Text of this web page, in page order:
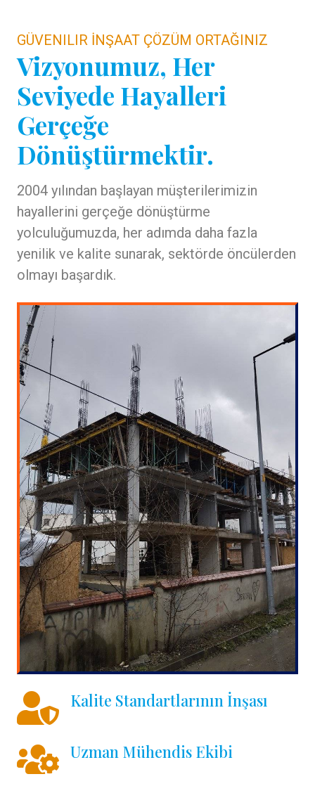
GÜVENILIR İNŞAAT ÇÖZÜM ORTAĞINIZ
Vizyonumuz, Her
Seviyede Hayalleri
Gerçeğe
Dönüştürmektir.
2004 yılından başlayan müşterilerimizin
hayallerini gerçeğe dönüştürme
yolculuğumuzda, her adımda daha fazla
yenilik ve kalite sunarak, sektörde öncülerden
olmayı başardık.
Kalite Standartlarının İnşası
Uzman Mühendis Ekibi